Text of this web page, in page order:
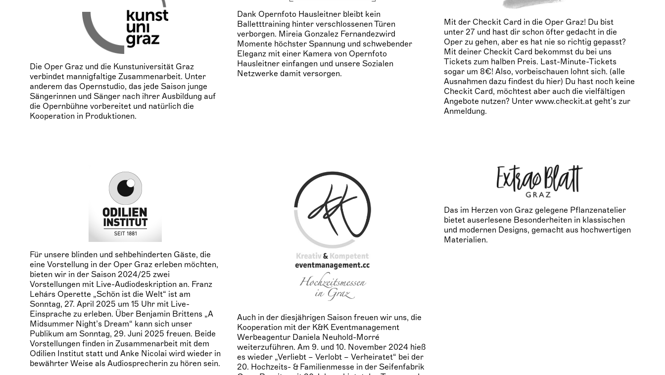
Die Oper Graz und die Kunstuniversität Graz
verbindet mannigfaltige Zusammenarbeit. Unter
anderem das Opernstudio, das jede Saison junge
Sängerinnen und Sänger nach ihrer Ausbildung auf
die Opernbühne vorbereitet und natürlich die
Kooperation in Produktionen.
Dank Opernfoto Hausleitner bleibt kein
Balletttraining hinter verschlossenen Türen
verborgen. Mireia Gonzalez Fernandezwird
Momente höchster Spannung und schwebender
Eleganz mit einer Kamera von Opernfoto
Hausleitner einfangen und unsere Sozialen
Netzwerke damit versorgen.
Mit der Checkit Card in die Oper Graz! Du bist
unter 27 und hast dir schon öfter gedacht in die
Oper zu gehen, aber es hat nie so richtig gepasst?
Mit deiner Checkit Card bekommst du bei uns
Tickets zum halben Preis. Last-Minute-Tickets
sogar um 8€! Also, vorbeischauen lohnt sich. (alle
Ausnahmen dazu findest du hier) Du hast noch keine
Checkit Card, möchtest aber auch die vielfältigen
Angebote nutzen? Unter www.checkit.at geht’s zur
Anmeldung.
Für unsere blinden und sehbehinderten Gäste, die
eine Vorstellung in der Oper Graz erleben möchten,
bieten wir in der Saison 2024/25 zwei
Vorstellungen mit Live-Audiodeskription an. Franz
Lehárs Operette „Schön ist die Welt“ ist am
Sonntag, 27. April 2025 um 15 Uhr mit Live-
Einsprache zu erleben. Über Benjamin Brittens „A
Midsummer Night’s Dream“ kann sich unser
Publikum am Sonntag, 29. Juni 2025 freuen. Beide
Vorstellungen finden in Zusammenarbeit mit dem
Odilien Institut statt und Anke Nicolai wird wieder in
bewährter Weise als Audiosprecherin zu hören sein.
Auch in der diesjährigen Saison freuen wir uns, die
Kooperation mit der K&K Eventmanagement
Werbeagentur Daniela Neuhold-Morré
weiterzuführen. Am 9. und 10. November 2024 hieß
es wieder „Verliebt – Verlobt – Verheiratet“ bei der
20. Hochzeits- & Familienmesse in der Seifenfabrik
Das im Herzen von Graz gelegene Pflanzenatelier
bietet auserlesene Besonderheiten in klassischen
und modernen Designs, gemacht aus hochwertigen
Materialien.